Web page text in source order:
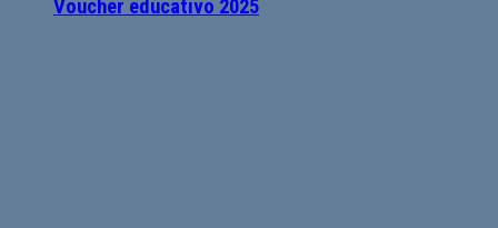
Voucher educativo 2025